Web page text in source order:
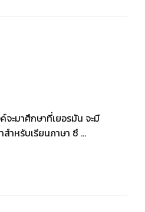
ะมาศึกษาที่เยอรมัน จะมี
ำหรับเรียนภาษา ซึ …